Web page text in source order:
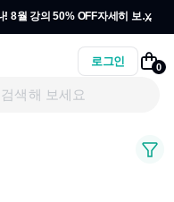
! 8월 강의 50% OFF자세히 보기
x
로그인 0